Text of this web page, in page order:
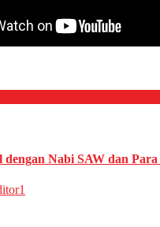
Nabi SAW dan